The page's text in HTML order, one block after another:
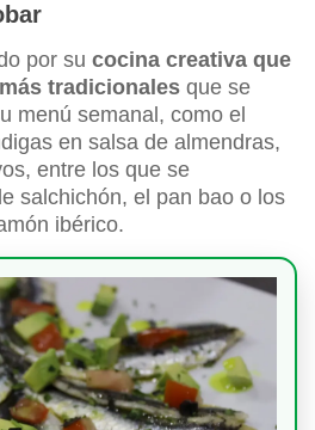
por su cocina creativa que
tradicionales que se
menú semanal, como el
en salsa de almendras,
entre los que se
salchichón, el pan bao o los
ibérico.